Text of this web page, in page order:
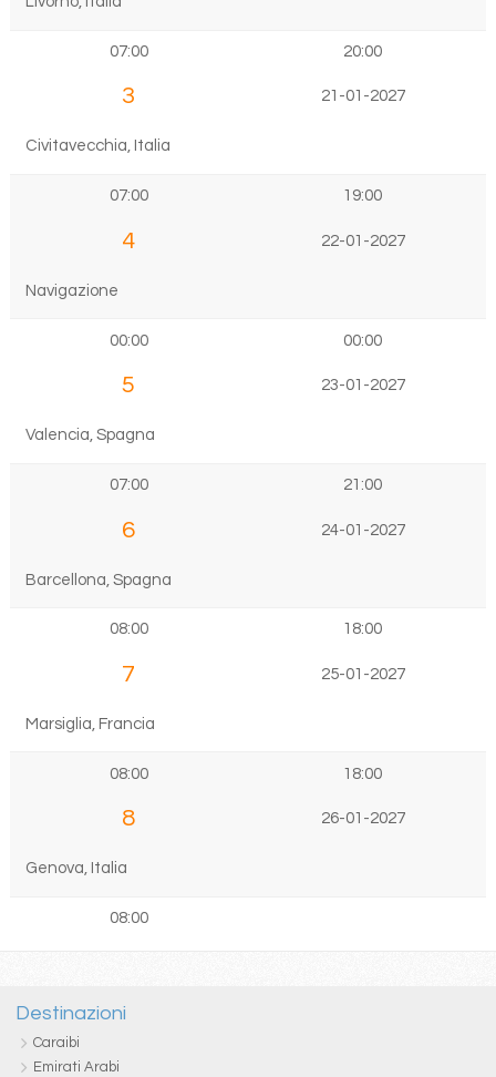
07:00 20:00
3 21-01-2027
Civitavecchia, Italia
07:00 19:00
4 22-01-2027
Navigazione
00:00 00:00
5 23-01-2027
Valencia, Spagna
07:00 21:00
6 24-01-2027
Barcellona, Spagna
08:00 18:00
7 25-01-2027
Marsiglia, Francia
08:00 18:00
8 26-01-2027
Genova, Italia
08:00
Destinazioni
Caraibi
Emirati Arabi